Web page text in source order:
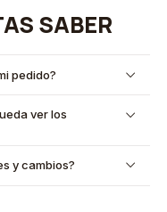
SABER
pedido?
ver los
y cambios?